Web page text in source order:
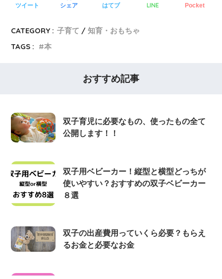
ツイート シェア はてブ LINE Pocket
CATEGORY : 子育て
知育・おもちゃ
TAGS :
本
おすすめ記事
双子育児に必要なもの、使ったもの全て
公開します！！
双子用ベビーカー！縦型と横型どっちが
使いやすい？おすすめの双子ベビーカー
８選
双子の出産費用っていくら必要？もらえ
るお金と必要なお金